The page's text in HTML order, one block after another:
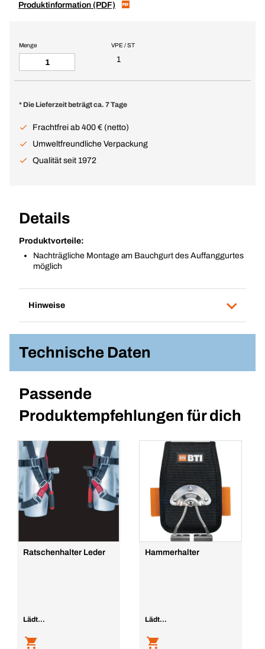
Produktinformation (PDF)
VPE / ST
1
Menge
* Die Lieferzeit beträgt ca. 7 Tage
Frachtfrei ab 400 € (netto)
Umweltfreundliche Verpackung
Qualität seit 1972
Details
Produktvorteile:
Nachträgliche Montage am Bauchgurt des Auffanggurtes
möglich
Hinweise
Technische Daten
Passende
Produktempfehlungen für dich
Ratschenhalter Leder
Lädt...
Hammerhalter
Lädt...